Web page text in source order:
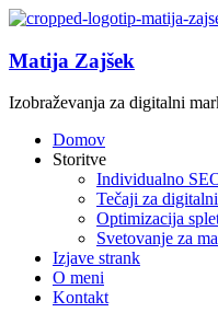
Matija Zajšek
Izobraževanja za digitalni
Domov
Storitve
Individualno
Tečaji za
Optimizacija
Svetovanje za
Izjave strank
O meni
Kontakt